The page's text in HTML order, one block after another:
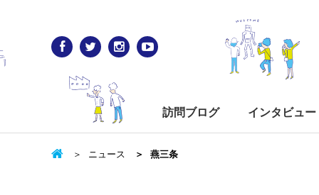
訪問ブログ インタビュー
ニュース 燕三条